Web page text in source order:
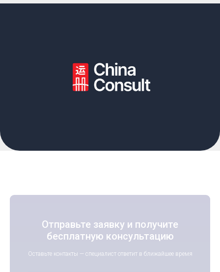
Отправьте заявку и получите
бесплатную консультацию
Оставьте контакты — специалист ответит в ближайшее время